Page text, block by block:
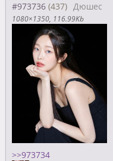
#973736 Дюшес
1080×1350 116.99Kb
>>973734